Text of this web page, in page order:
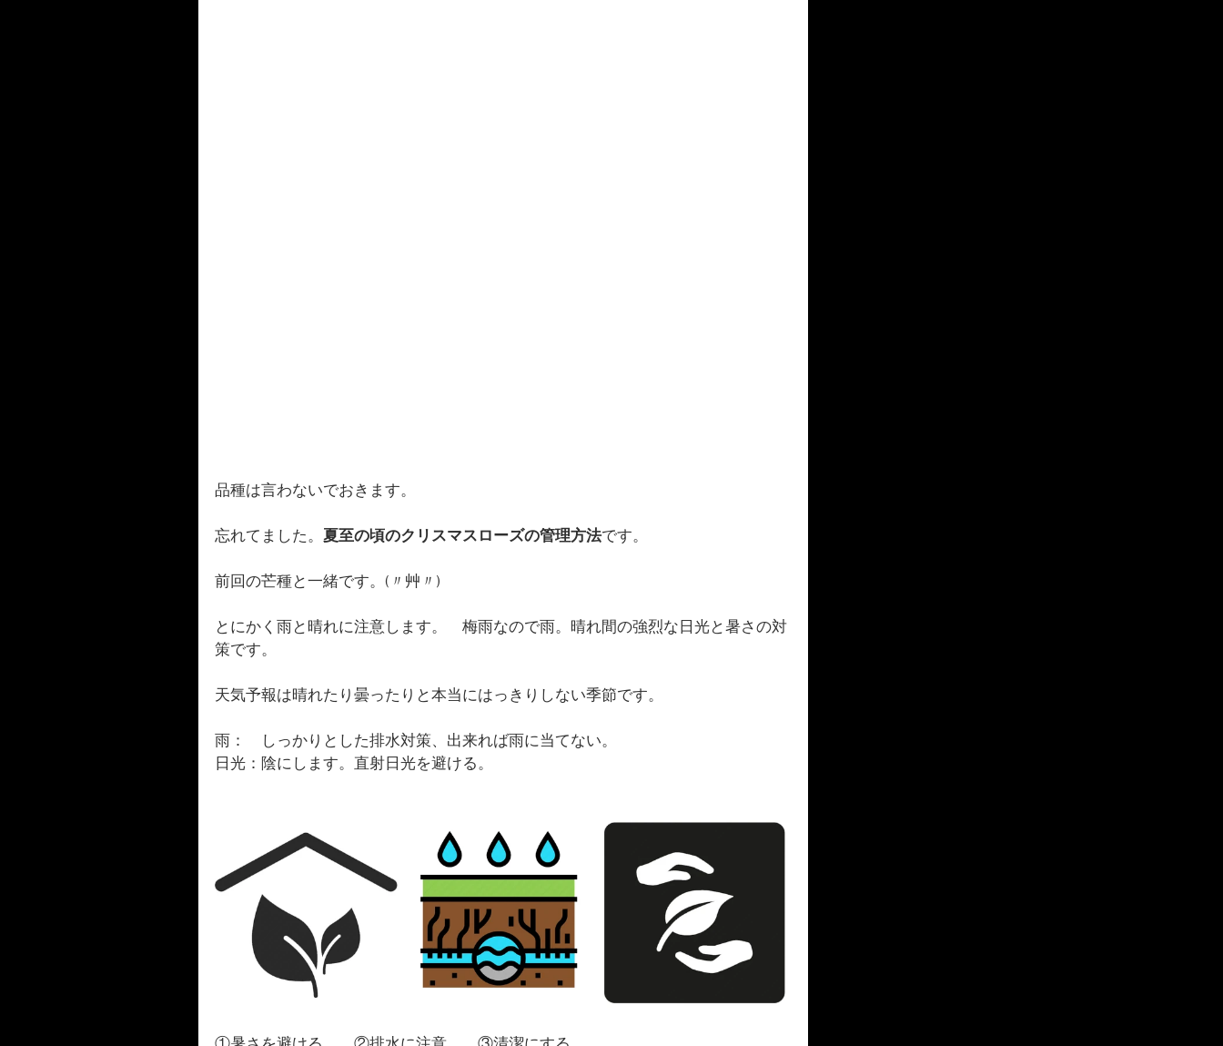
品種は言わないでおきます。
忘れてました。 夏至の頃のクリスマスローズの管理方法です。
前回の芒種と一緒です。(〃艸〃)
とにかく雨と晴れに注意します。　梅雨なので雨。晴れ間の強烈な日光と暑さの対
策です。
天気予報は晴れたり曇ったりと本当にはっきりしない季節です。
雨：　しっかりとした排水対策、出来れば雨に当てない。
日光：陰にします。直射日光を避ける。